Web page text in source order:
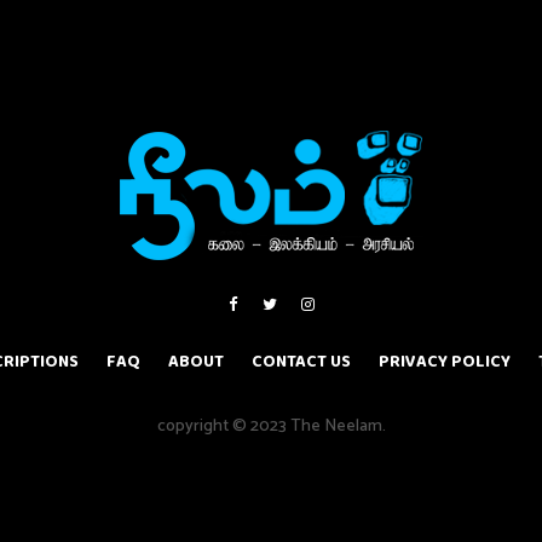
FAQ ABOUT CONTACT US PRIVACY POLICY
copyright © 2023 The Neelam.